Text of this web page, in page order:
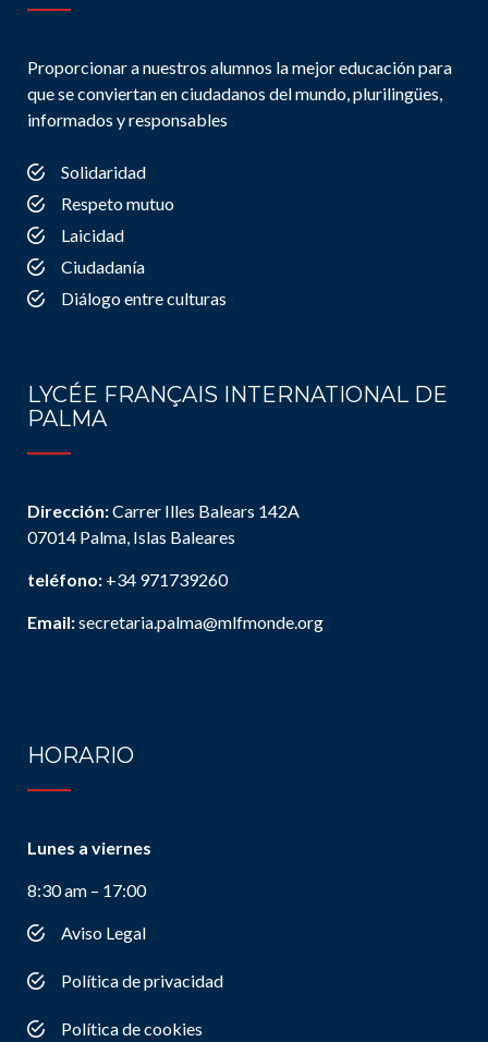
Proporcionar a nuestros alumnos la mejor educación para
que se conviertan en ciudadanos del mundo, plurilingües,
informados y responsables
Solidaridad
Respeto mutuo
Laicidad
Ciudadanía
Diálogo entre culturas
LYCÉE FRANÇAIS INTERNATIONAL DE
PALMA
Dirección:Carrer Illes Balears 142A
07014 Palma, Islas Baleares
teléfono: +34 971739260
Email:secretaria.palma@mlfmonde.org
HORARIO
Lunes a viernes
8:30 am – 17:00
Aviso Legal
Política de privacidad
Política de cookies